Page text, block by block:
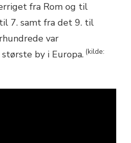
fra Rom og til
7. samt fra det 9. til
var
by i Europa. (kilde: